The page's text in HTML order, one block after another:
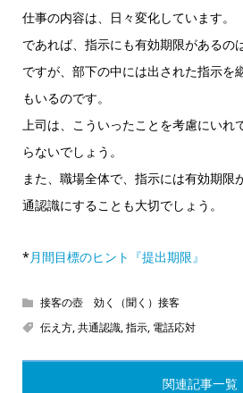
仕事の内容は、日々変化しています。
であれば、指示にも有効期限があるの
ですが、部下の中には出された指示を
もいるのです。
上司は、こういったことを考慮にいれ
らないでしょう。
また、職場全体で、指示には有効期限
通認識にすることも大切でしょう。
*月間目標のヒント『提出期限』
接客の壺 効く（聞く）接客
伝え方,共通認識,指示, 電話応対
関連記事一覧